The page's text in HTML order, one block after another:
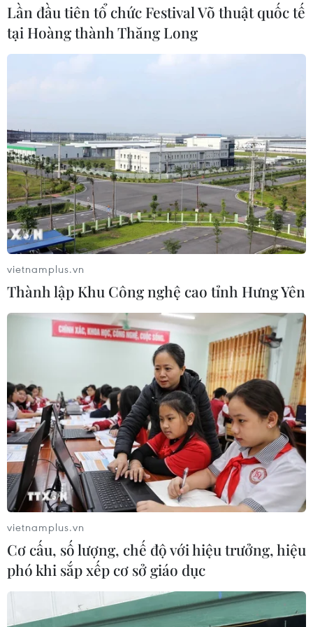
21/12/2018 02:02
Hội đồng Bảo an Liên hợp quốc dự kiến bỏ phiếu thông
qua một lệnh ngừng bắn ở vùng Hodeidah của Yemen
và sẽ cử một nhóm phản ứng nhanh giám sát việc thực
thi nghị quyết này.
Lần đầu tiên tổ chức Festival Võ thuật quốc tế
tại Hoàng thành Thăng Long
vietnamplus.vn
Thành lập Khu Công nghệ cao tỉnh Hưng Yên
vietnamplus.vn
Cơ cấu, số lượng, chế độ với hiệu trưởng, hiệu
phó khi sắp xếp cơ sở giáo dục